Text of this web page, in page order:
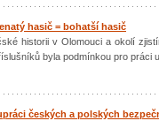
hasič = bohatší hasič
historii v Olomouci a okolí
byla podmínkou pro práci
českých a polských